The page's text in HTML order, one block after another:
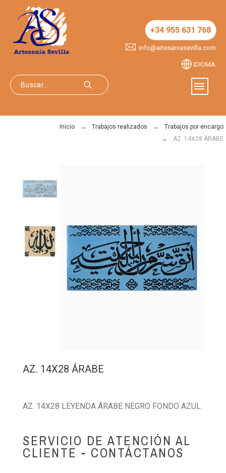
+34 955 631 768
info@artesaniasevilla.com
IDIOMA
Inicio Trabajos realizados
Trabajos por encargo
AZ. 14X28 ÁRABE
AZ. 14X28 ÁRABE
AZ. 14X28 LEYENDA ÁRABE NEGRO FONDO AZUL
SERVICIO DE ATENCIÓN AL
CLIENTE - CONTÁCTANOS